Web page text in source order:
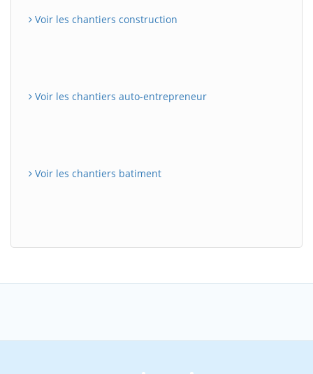
Voir les chantiers construction
Voir les chantiers auto-entrepreneur
Voir les chantiers batiment